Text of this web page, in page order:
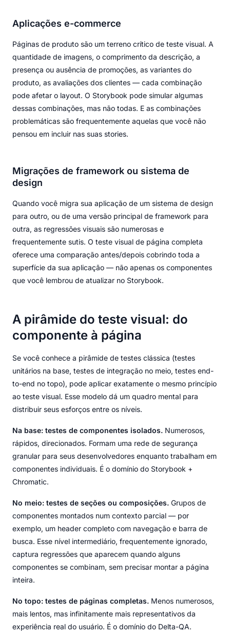
Aplicações e-commerce
Páginas de produto são um terreno crítico de teste visual. A
quantidade de imagens, o comprimento da descrição, a
presença ou ausência de promoções, as variantes do
produto, as avaliações dos clientes — cada combinação
pode afetar o layout. O Storybook pode simular algumas
dessas combinações, mas não todas. E as combinações
problemáticas são frequentemente aquelas que você não
pensou em incluir nas suas stories.
Migrações de framework ou sistema de
design
Quando você migra sua aplicação de um sistema de design
para outro, ou de uma versão principal de framework para
outra, as regressões visuais são numerosas e
frequentemente sutis. O teste visual de página completa
oferece uma comparação antes/depois cobrindo toda a
superfície da sua aplicação — não apenas os componentes
que você lembrou de atualizar no Storybook.
A pirâmide do teste visual: do
componente à página
Se você conhece a pirâmide de testes clássica (testes
unitários na base, testes de integração no meio, testes end-
to-end no topo), pode aplicar exatamente o mesmo princípio
ao teste visual. Esse modelo dá um quadro mental para
distribuir seus esforços entre os níveis.
Na base: testes de componentes isolados. Numerosos,
rápidos, direcionados. Formam uma rede de segurança
granular para seus desenvolvedores enquanto trabalham em
componentes individuais. É o domínio do Storybook +
Chromatic.
No meio: testes de seções ou composições. Grupos de
componentes montados num contexto parcial — por
exemplo, um header completo com navegação e barra de
busca. Esse nível intermediário, frequentemente ignorado,
captura regressões que aparecem quando alguns
componentes se combinam, sem precisar montar a página
inteira.
No topo: testes de páginas completas. Menos numerosos,
mais lentos, mas infinitamente mais representativos da
experiência real do usuário. É o domínio do Delta-QA.